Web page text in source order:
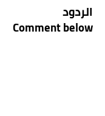
الردود
Comment below